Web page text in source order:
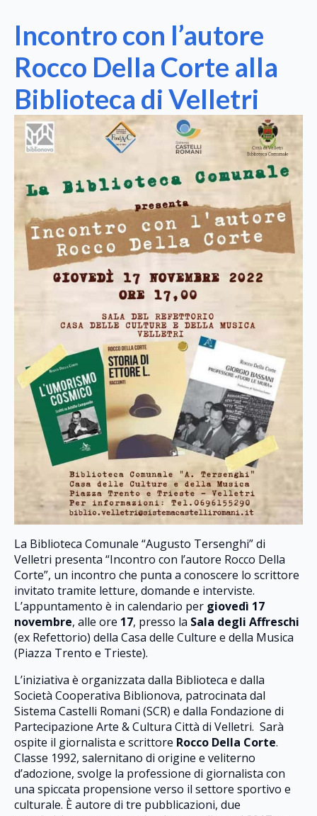
Incontro con l’autore
Rocco Della Corte alla
Biblioteca di Velletri
La Biblioteca Comunale “Augusto Tersenghi” di
Velletri presenta “Incontro con l’autore Rocco Della
Corte”, un incontro che punta a conoscere lo scrittore
invitato tramite letture, domande e interviste.
L’appuntamento è in calendario per giovedì 17
novembre, alle ore 17, presso la Sala degli Affreschi
(ex Refettorio) della Casa delle Culture e della Musica
(Piazza Trento e Trieste).
L’iniziativa è organizzata dalla Biblioteca e dalla
Società Cooperativa Biblionova, patrocinata dal
Sistema Castelli Romani (SCR) e dalla Fondazione di
Partecipazione Arte & Cultura Città di Velletri. Sarà
ospite il giornalista e scrittore Rocco Della Corte.
Classe 1992, salernitano di origine e veliterno
d’adozione, svolge la professione di giornalista con
una spiccata propensione verso il settore sportivo e
culturale. È autore di tre pubblicazioni, due